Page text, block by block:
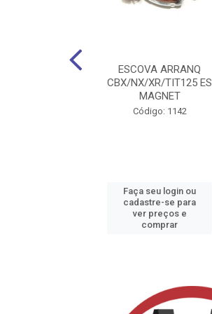
ESCOVA ARRANQ
CBX/NX/XR/TIT125 ES
MAGNET
Código: 1142
Faça seu login ou
cadastre-se para
ver preços e
comprar